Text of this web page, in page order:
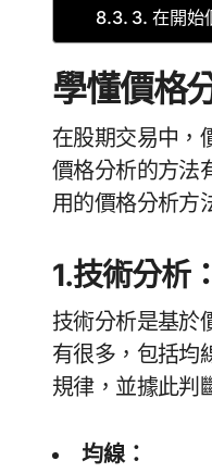
3. 在開始
學懂價格
在股期交易中，
價格分析的方法
用的價格分析方
1.技術分析
技術分析是基於
有很多，包括均
規律，並據此判
均線：